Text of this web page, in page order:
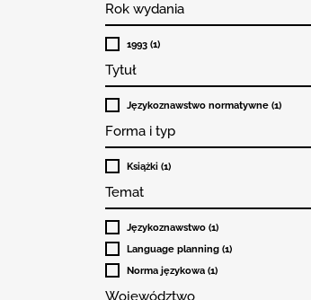
Rok wydania
1993 (1)
Tytuł
Językoznawstwo normatywne (1)
Forma i typ
Książki (1)
Temat
Językoznawstwo (1)
Language planning (1)
Norma językowa (1)
Województwo